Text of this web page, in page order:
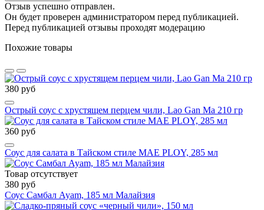
Отзыв успешно отправлен.
Он будет проверен администратором перед публикацией.
Перед публикацией отзывы проходят модерацию
Похожие товары
380 руб
Острый соус с хрустящем перцем чили, Lao Gan Ma 210 гр
360 руб
Соус для салата в Тайском стиле MAE PLOY, 285 мл
Товар отсутствует
380 руб
Соус Самбал Ayam, 185 мл Малайзия